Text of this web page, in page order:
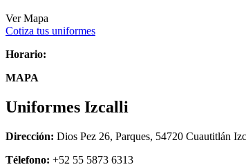
Ver Mapa
Cotiza tus uniformes
Horario:
MAPA
Uniformes Izcalli
Dirección: Dios Pez 26, Parques, 54720 Cuautitlán
Télefono: +52 55 5873 6313